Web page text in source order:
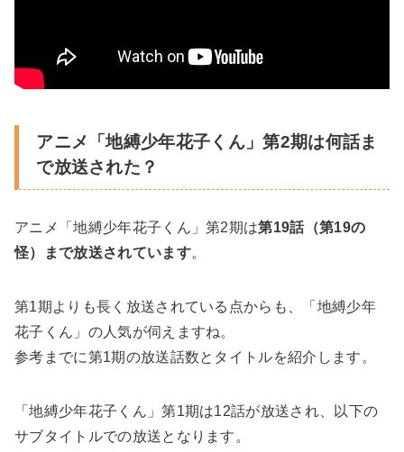
アニメ「地縛少年花子くん」第2期は何話ま
で放送された？
アニメ「地縛少年花子くん」第2期は第19話（第19の
怪）まで放送されています。
第1期よりも長く放送されている点からも、「地縛少年
花子くん」の人気が伺えますね。
参考までに第1期の放送話数とタイトルを紹介します。
「地縛少年花子くん」第1期は12話が放送され、以下の
サブタイトルでの放送となります。